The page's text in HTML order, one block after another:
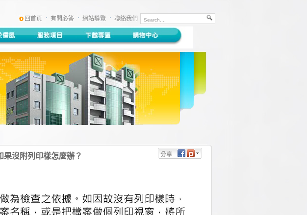
::: 回首頁 有問必答 網站導覽 聯絡我們
果沒附列印樣怎麼辦？
分享
Twitter